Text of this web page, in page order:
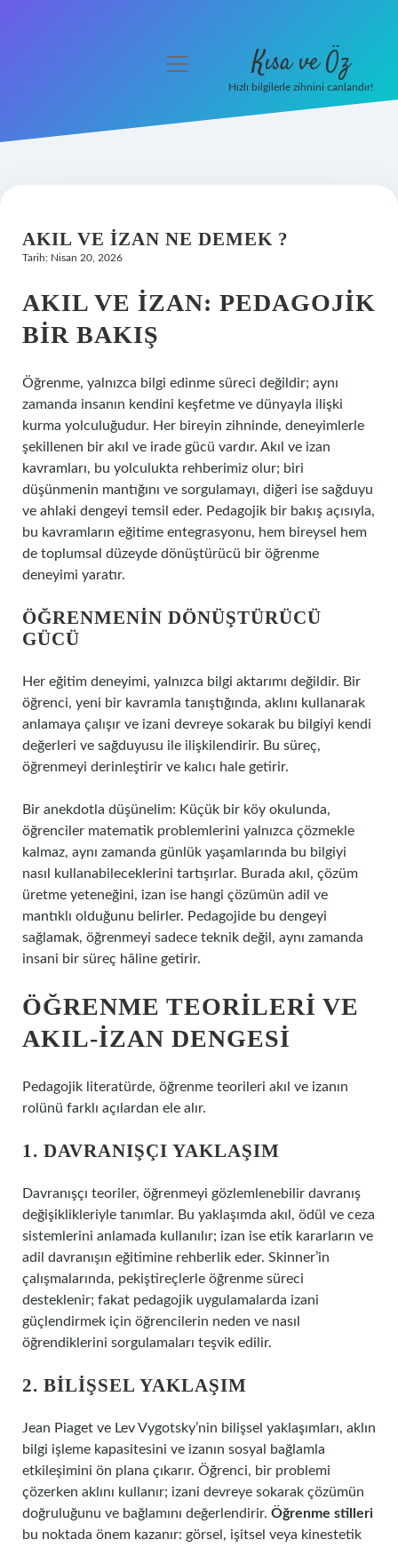
Hakkımızda
menüyü
Kısa ve Öz
Hızlı bilgilerle zihnini canlandır!
AKIL VE IZAN NE DEMEK ?
Tarih: Nisan 20, 2026
AKIL VE İZAN: PEDAGOJIK
BIR BAKIŞ
Öğrenme, yalnızca bilgi edinme süreci değildir; aynı
zamanda insanın kendini keşfetme ve dünyayla ilişki
kurma yolculuğudur. Her bireyin zihninde, deneyimlerle
şekillenen bir akıl ve irade gücü vardır. Akıl ve izan
kavramları, bu yolculukta rehberimiz olur; biri
düşünmenin mantığını ve sorgulamayı, diğeri ise sağduyu
ve ahlaki dengeyi temsil eder. Pedagojik bir bakış açısıyla,
bu kavramların eğitime entegrasyonu, hem bireysel hem
de toplumsal düzeyde dönüştürücü bir öğrenme
deneyimi yaratır.
ÖĞRENMENIN DÖNÜŞTÜRÜCÜ
GÜCÜ
Her eğitim deneyimi, yalnızca bilgi aktarımı değildir. Bir
öğrenci, yeni bir kavramla tanıştığında, aklını kullanarak
anlamaya çalışır ve izani devreye sokarak bu bilgiyi kendi
değerleri ve sağduyusu ile ilişkilendirir. Bu süreç,
öğrenmeyi derinleştirir ve kalıcı hale getirir.
Bir anekdotla düşünelim: Küçük bir köy okulunda,
öğrenciler matematik problemlerini yalnızca çözmekle
kalmaz, aynı zamanda günlük yaşamlarında bu bilgiyi
nasıl kullanabileceklerini tartışırlar. Burada akıl, çözüm
üretme yeteneğini, izan ise hangi çözümün adil ve
mantıklı olduğunu belirler. Pedagojide bu dengeyi
sağlamak, öğrenmeyi sadece teknik değil, aynı zamanda
insani bir süreç hâline getirir.
ÖĞRENME TEORILERI VE
AKIL-İZAN DENGESI
Pedagojik literatürde, öğrenme teorileri akıl ve izanın
rolünü farklı açılardan ele alır.
1. DAVRANIŞÇI YAKLAŞIM
Davranışçı teoriler, öğrenmeyi gözlemlenebilir davranış
değişiklikleriyle tanımlar. Bu yaklaşımda akıl, ödül ve ceza
sistemlerini anlamada kullanılır; izan ise etik kararların ve
adil davranışın eğitimine rehberlik eder. Skinner’in
çalışmalarında, pekiştireçlerle öğrenme süreci
desteklenir; fakat pedagojik uygulamalarda izani
güçlendirmek için öğrencilerin neden ve nasıl
öğrendiklerini sorgulamaları teşvik edilir.
2. BILIŞSEL YAKLAŞIM
Jean Piaget ve Lev Vygotsky’nin bilişsel yaklaşımları, aklın
bilgi işleme kapasitesini ve izanın sosyal bağlamla
etkileşimini ön plana çıkarır. Öğrenci, bir problemi
çözerken aklını kullanır; izani devreye sokarak çözümün
doğruluğunu ve bağlamını değerlendirir. Öğrenme stilleri
bu noktada önem kazanır: görsel, işitsel veya kinestetik